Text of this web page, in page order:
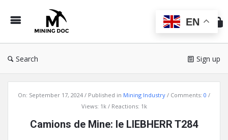
Doc
Search Sign up
Latest
On: September 17, 2024 Published in Mining Industry Comments: 0
Views: 1k
Reactions: 1k
Camions de Mine: le LIEBHERR T284
EN